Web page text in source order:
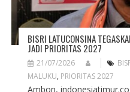
BISRI LATUCONSINA
JADI PRIORITAS 2027
21/07/2026
MALUKU, PRIORITAS 2027
Ambon,